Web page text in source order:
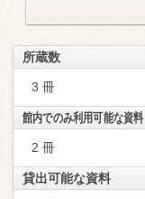
所蔵数
3 冊
館内でのみ利用可能な資料
2 冊
貸出可能な資料